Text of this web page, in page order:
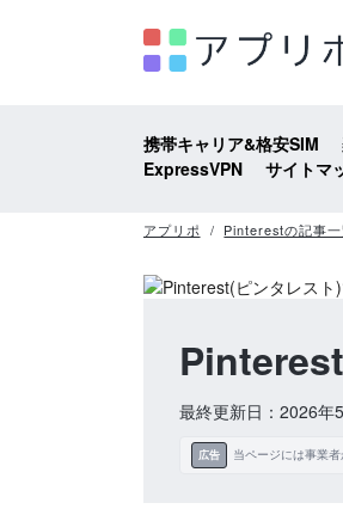
携帯キャリア&格安SIM
ExpressVPN
サイトマ
アプリポ Pinterestの記事
最終更新日：2026年
広告 当ページには事業